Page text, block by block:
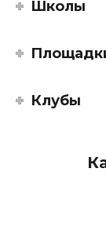
Школы
Клубы